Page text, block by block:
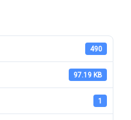
490
97.19 KB
1